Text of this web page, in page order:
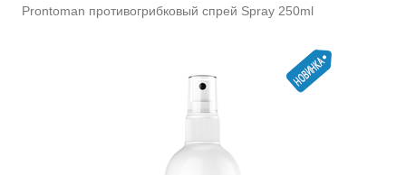
Prontoman противогрибковый cпрей Spray 250ml